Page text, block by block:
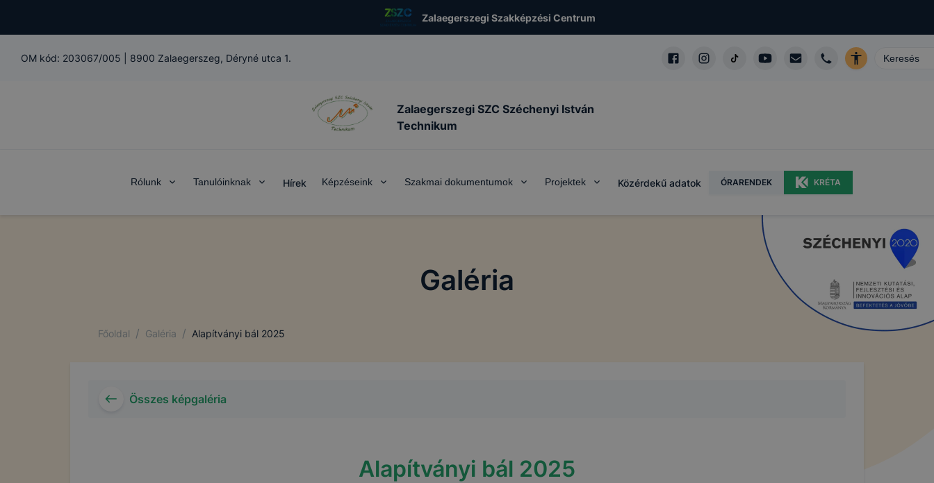
Zalaegerszegi Szakképzési Centrum
OM kód: 203067/005 8900 Zalaegerszeg, Déryné utca 1.
Zalaegerszegi SZC Széchenyi István
Technikum
Rólunk Tanulóinknak Hírek Képzéseink Szakmai dokumentumok Projektek Közérdekű adatok ÓRARENDEK KRÉTA
Galéria
Főoldal / Galéria / Alapítványi bál 2025
Összes képgaléria
Alapítványi bál 2025